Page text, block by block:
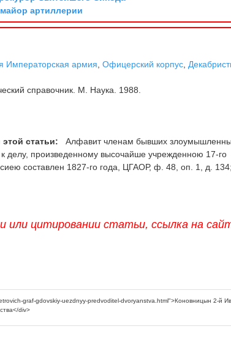
артиллерии
Императорская армия ,Офицерский корпус
справочник. М. Наука. 1988.
статьи:
Алфавит членам бывших
делу, произведенному высочайше учрежденною 17-го
составлен 1827-го года, ЦГАОР, ф. 48, оп. 1, д.
или цитировании статьи, ссылка на